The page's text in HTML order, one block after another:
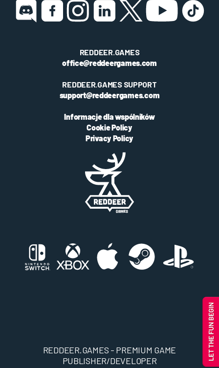
REDDEER.GAMES
office@reddeergames.com
REDDEER.GAMES SUPPORT
support@reddeergames.com
Informacje dla wspólników
Cookie Policy
Privacy Policy
REDDEER.GAMES - PREMIUM GAME
PUBLISHER/DEVELOPER